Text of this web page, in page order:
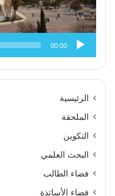
00:00
الرئيسية
الملحقة
التكوين
البحث العلمي
فضاء الطالب
فضاء الأساتذة